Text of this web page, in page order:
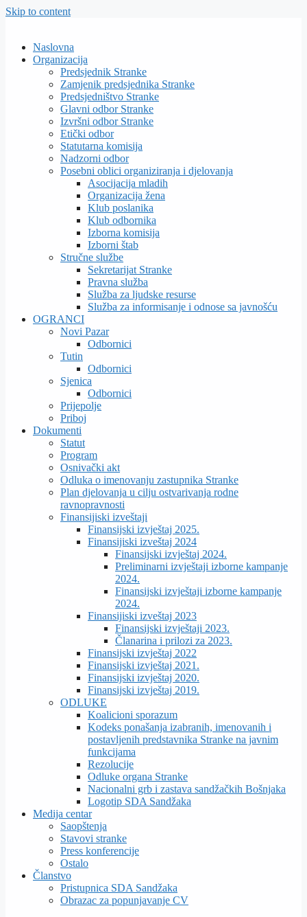
Skip to content
Naslovna
Organizacija
Predsjednik Stranke
Zamjenik predsjednika Stranke
Predsjedništvo Stranke
Glavni odbor Stranke
Izvršni odbor Stranke
Etički odbor
Statutarna komisija
Nadzorni odbor
Posebni oblici organiziranja i djelovanja
Asocijacija mladih
Organizacija žena
Klub poslanika
Klub odbornika
Izborna komisija
Izborni štab
Stručne službe
Sekretarijat Stranke
Pravna služba
Služba za ljudske resurse
Služba za informisanje i odnose sa javnošću
OGRANCI
Novi Pazar
Odbornici
Tutin
Odbornici
Sjenica
Odbornici
Prijepolje
Priboj
Dokumenti
Statut
Program
Osnivački akt
Odluka o imenovanju zastupnika Stranke
Plan djelovanja u cilju ostvarivanja rodne
ravnopravnosti
Finansijiski izveštaji
Finansijski izvještaj 2025.
Finansijiski izveštaj 2024
Finansijski izvještaj 2024.
Preliminarni izvještaji izborne kampanje
2024.
Finansijski izvještaji izborne kampanje
2024.
Finansijiski izveštaj 2023
Finansijski izvještaji 2023.
Članarina i prilozi za 2023.
Finansijski izvještaj 2022
Finansijski izvještaj 2021.
Finansijski izvještaj 2020.
Finansijski izvještaj 2019.
ODLUKE
Koalicioni sporazum
Kodeks ponašanja izabranih, imenovanih i
postavljenih predstavnika Stranke na javnim
funkcijama
Rezolucije
Odluke organa Stranke
Nacionalni grb i zastava sandžačkih Bošnjaka
Logotip SDA Sandžaka
Medija centar
Saopštenja
Stavovi stranke
Press konferencije
Ostalo
Članstvo
Pristupnica SDA Sandžaka
Obrazac za popunjavanje CV